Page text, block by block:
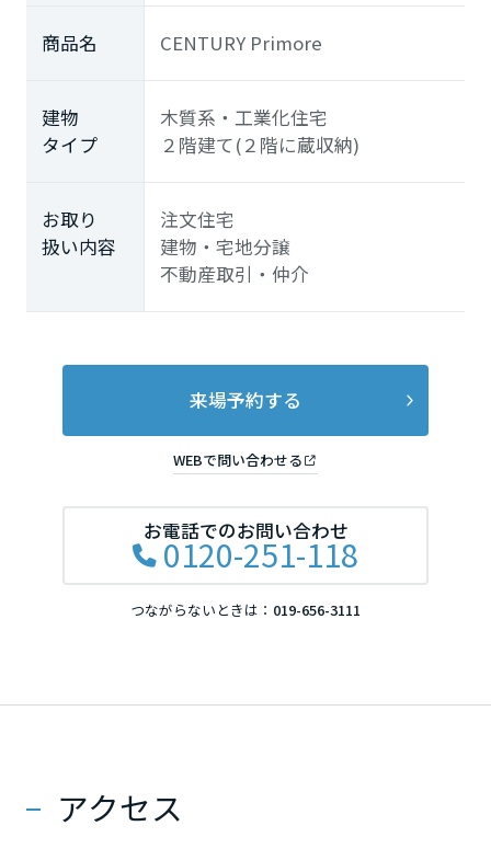
商品名 CENTURY Primore
建物
タイプ
木質系・工業化住宅
２階建て(２階に蔵収納)
お取り
扱い内容
注文住宅
建物・宅地分譲
不動産取引・仲介
来場予約する
WEBで問い合わせる
お電話でのお問い合わせ
0120-251-118
つながらないときは： 019-656-3111
アクセス